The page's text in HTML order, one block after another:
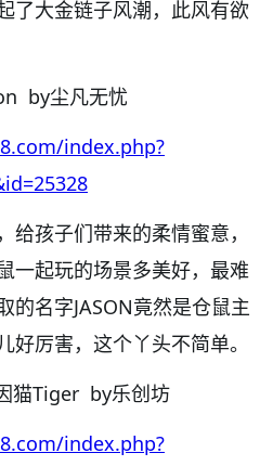
了大金链子风潮，此风有欲
by尘凡无忧
index.php?
给孩子们带来的柔情蜜意，
一起玩的场景多美好，最难
的名字JASON竟然是仓鼠主
好厉害，这个丫头不简单。
猫Tiger by乐创坊
index.php?